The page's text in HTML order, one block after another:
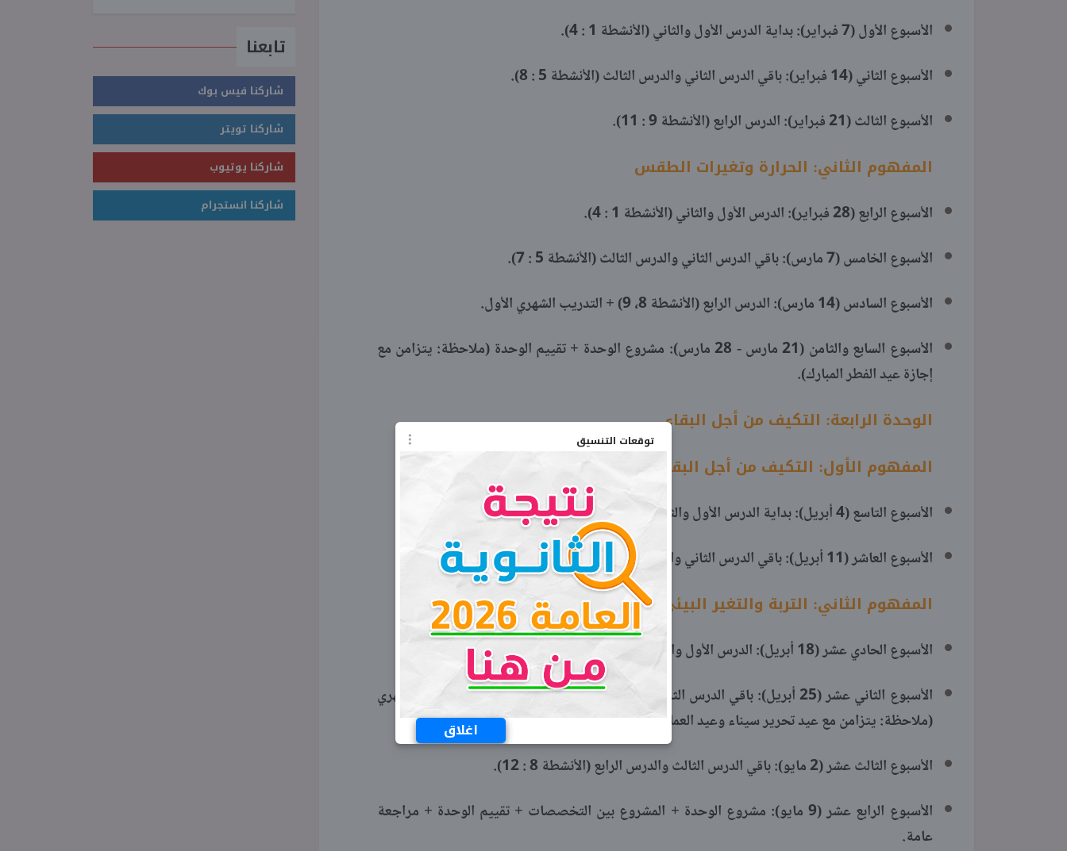
توقعات التنسيق
اغلاق
الأسبوع الأول (7 فبراير): بداية الدرس الأول والثاني (الأنشطة 1 : 4).
الأسبوع الثاني (14 فبراير): باقي الدرس الثاني والدرس الثالث (الأنشطة 5 : 8).
الأسبوع الثالث (21 فبراير): الدرس الرابع (الأنشطة 9 : 11).
المفهوم الثاني: الحرارة وتغيرات الطقس
الأسبوع الرابع (28 فبراير): الدرس الأول والثاني (الأنشطة 1 : 4).
الأسبوع الخامس (7 مارس): باقي الدرس الثاني والدرس الثالث (الأنشطة 5 : 7).
الأسبوع السادس (14 مارس): الدرس الرابع (الأنشطة 8، 9) + التدريب الشهري الأول.
الأسبوع السابع والثامن (21 مارس - 28 مارس): مشروع الوحدة + تقييم الوحدة (ملاحظة: يتزامن مع
إجازة عيد الفطر المبارك).
الوحدة الرابعة: التكيف من أجل البقاء
المفهوم الأول: التكيف من أجل البقاء
الأسبوع التاسع (4 أبريل): بداية الدرس الأول والثاني (الأنشطة 1 : 5).
الأسبوع العاشر (11 أبريل): باقي الدرس الثاني والدرس الثالث (الأنشطة 6 : 9).
المفهوم الثاني: التربة والتغير البيئي
الأسبوع الحادي عشر (18 أبريل): الدرس الأول والثاني (الأنشطة 1 : 4) + التدريب الشهري الثاني.
الأسبوع الثاني عشر (25 أبريل): باقي الدرس الثاني والدرس الثالث (الأنشطة 5 : 7) + الاختبار الشهري
(ملاحظة: يتزامن مع عيد تحرير سيناء وعيد العمال).
الأسبوع الثالث عشر (2 مايو): باقي الدرس الثالث والدرس الرابع (الأنشطة 8 : 12).
الأسبوع الرابع عشر (9 مايو): مشروع الوحدة + المشروع بين التخصصات + تقييم الوحدة + مراجعة
عامة.
تابعنا
شاركنا فيس بوك
شاركنا تويتر
شاركنا يوتيوب
شاركنا انستجرام